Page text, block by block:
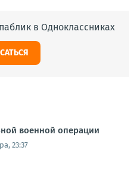
в Одноклассниках
военной операции
23:37